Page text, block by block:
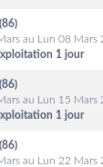
au Lun 08 Mars
1 jour
au Lun 15 Mars
1 jour
au Lun 22 Mars